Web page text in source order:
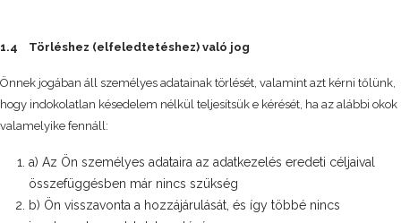
1.4 Törléshez (elfeledtetéshez) való jog
Önnek jogában áll személyes adatainak törlését, valamint azt kérni tőlünk,
hogy indokolatlan késedelem nélkül teljesítsük e kérését, ha az alábbi okok
valamelyike fennáll:
a) Az Ön személyes adataira az adatkezelés eredeti céljaival
összefüggésben már nincs szükség
b) Ön visszavonta a hozzájárulását, és így többé nincs